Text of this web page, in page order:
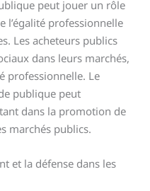
peut jouer un rôle
professionnelle
Les acheteurs publics
dans leurs marchés,
professionnelle. Le
publique peut
dans la promotion de
marchés publics.
et la défense dans les